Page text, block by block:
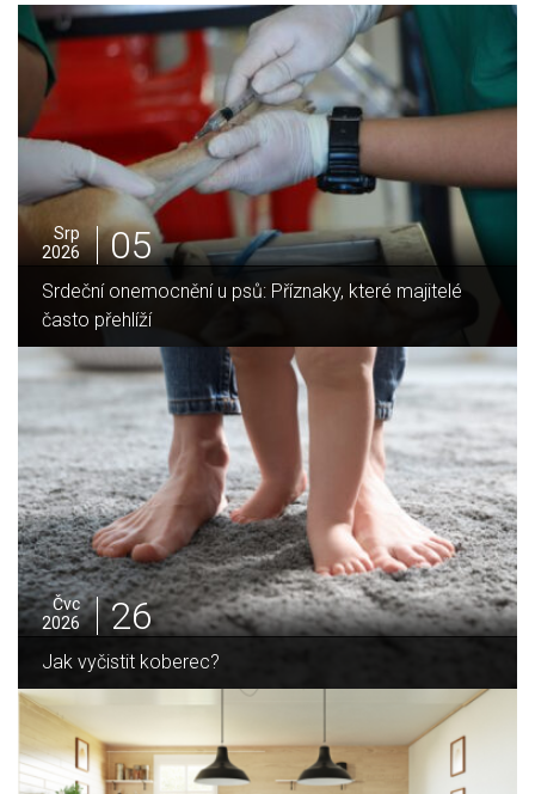
Srp
2026
05
Jak vybrat ideální krbovou vložku? Průvodce pro Váš
domov
Čvc
2026
25
Jak sušit pomeranče a citrusy jednoduše